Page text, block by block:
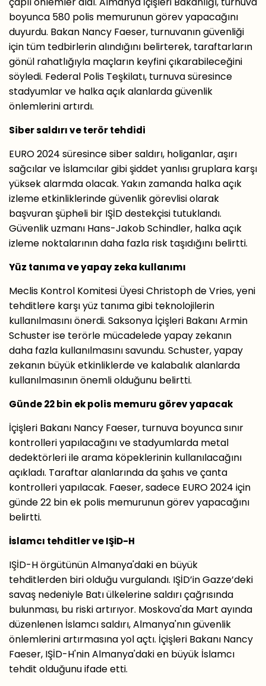
boyunca 580 polis memurunun görev yapacağını
duyurdu. Bakan Nancy Faeser, turnuvanın güvenliği
için tüm tedbirlerin alındığını belirterek, taraftarların
gönül rahatlığıyla maçların keyfini çıkarabileceğini
söyledi. Federal Polis Teşkilatı, turnuva süresince
stadyumlar ve halka açık alanlarda güvenlik
önlemlerini artırdı.
Siber saldırı ve terör tehdidi
EURO 2024 süresince siber saldırı, holiganlar, aşırı
sağcılar ve İslamcılar gibi şiddet yanlısı gruplara karşı
yüksek alarmda olacak. Yakın zamanda halka açık
izleme etkinliklerinde güvenlik görevlisi olarak
başvuran şüpheli bir IŞİD destekçisi tutuklandı.
Güvenlik uzmanı Hans-Jakob Schindler, halka açık
izleme noktalarının daha fazla risk taşıdığını belirtti.
Yüz tanıma ve yapay zeka kullanımı
Meclis Kontrol Komitesi Üyesi Christoph de Vries, yeni
tehditlere karşı yüz tanıma gibi teknolojilerin
kullanılmasını önerdi. Saksonya İçişleri Bakanı Armin
Schuster ise terörle mücadelede yapay zekanın
daha fazla kullanılmasını savundu. Schuster, yapay
zekanın büyük etkinliklerde ve kalabalık alanlarda
kullanılmasının önemli olduğunu belirtti.
Günde 22 bin ek polis memuru görev yapacak
İçişleri Bakanı Nancy Faeser, turnuva boyunca sınır
kontrolleri yapılacağını ve stadyumlarda metal
dedektörleri ile arama köpeklerinin kullanılacağını
açıkladı. Taraftar alanlarında da şahıs ve çanta
kontrolleri yapılacak. Faeser, sadece EURO 2024 için
günde 22 bin ek polis memurunun görev yapacağını
belirtti.
İslamcı tehditler ve IŞİD-H
IŞİD-H örgütünün Almanya'daki en büyük
tehditlerden biri olduğu vurgulandı. IŞİD’in Gazze’deki
savaş nedeniyle Batı ülkelerine saldırı çağrısında
bulunması, bu riski artırıyor. Moskova'da Mart ayında
düzenlenen İslamcı saldırı, Almanya'nın güvenlik
önlemlerini artırmasına yol açtı. İçişleri Bakanı Nancy
Faeser, IŞİD-H'nin Almanya'daki en büyük İslamcı
tehdit olduğunu ifade etti.